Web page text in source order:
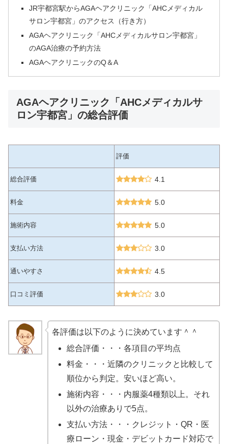
JR宇都宮駅からAGAヘアクリニック「AHCメディカル
サロン宇都宮」のアクセス（行き方）
AGAヘアクリニック「AHCメディカルサロン宇都宮」
のAGA治療の予約方法
AGAヘアクリニックのQ＆A
AGAヘアクリニック「AHCメディカルサ
ロン宇都宮」の総合評価
評価
総合評価 4.1
料金 5.0
施術内容 5.0
支払い方法 3.0
通いやすさ 4.5
口コミ評価 3.0
各評価は以下のように決めています＾＾
総合評価・・・各項目の平均点
料金・・・近隣のクリニックと比較して
順位から判定。安いほど高い。
施術内容・・・内服薬4種類以上。それ
以外の治療ありで5点。
支払い方法・・・クレジット・QR・医
療ローン・現金・デビットカード対応で